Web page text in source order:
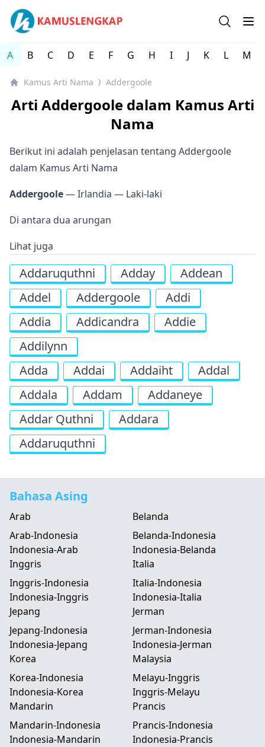
Kamus arti Nama Orang / Referensi Nama Bayi - Kamus
Open
A B C D E F G H I J K L M
Kamus Arti Nama ⟩ Addergoole
Arti Addergoole dalam Kamus Arti
Nama
Berikut ini adalah penjelasan tentang Addergoole
dalam Kamus Arti Nama
Addergoole— Irlandia — Laki-laki
Di antara dua arungan
Lihat juga
Addaruquthni Adday
Addean
Addel
Addergoole
Addi
Addia
Addicandra
Addie
Addilynn
Adda
Addai Addaiht
Addal
Addala
Addam
Addaneye
Addar Quthni
Addara
Addaruquthni
Bahasa Asing
Arab
Arab-Indonesia
Indonesia-Arab
Belanda
Belanda-Indonesia
Indonesia-Belanda
Inggris
Inggris-Indonesia
Indonesia-Inggris
Italia
Italia-Indonesia
Indonesia-Italia
Jepang
Jepang-Indonesia
Indonesia-Jepang
Jerman
Jerman-Indonesia
Indonesia-Jerman
Korea
Korea-Indonesia
Indonesia-Korea
Malaysia
Melayu-Inggris
Inggris-Melayu
Mandarin
Mandarin-Indonesia
Indonesia-Mandarin
Prancis
Prancis-Indonesia
Indonesia-Prancis